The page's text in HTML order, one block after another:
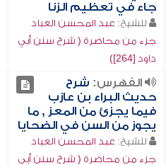
جاء في تعظيم الزنا
للشيخ: عبد المحسن العباد
جزء من محاضرة ( شرح سنن أبي
داود [264])
الفهرس: شرح
حديث البراء بن عازب
فيما يجزئ من المعز , ما
يجوز من السن في الضحايا
للشيخ: عبد المحسن العباد
جزء من محاضرة ( شرح سنن أبي